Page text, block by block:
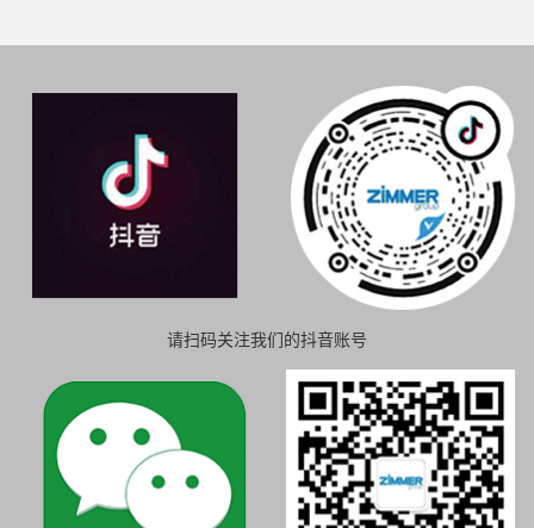
请扫码关注我们的抖音账号